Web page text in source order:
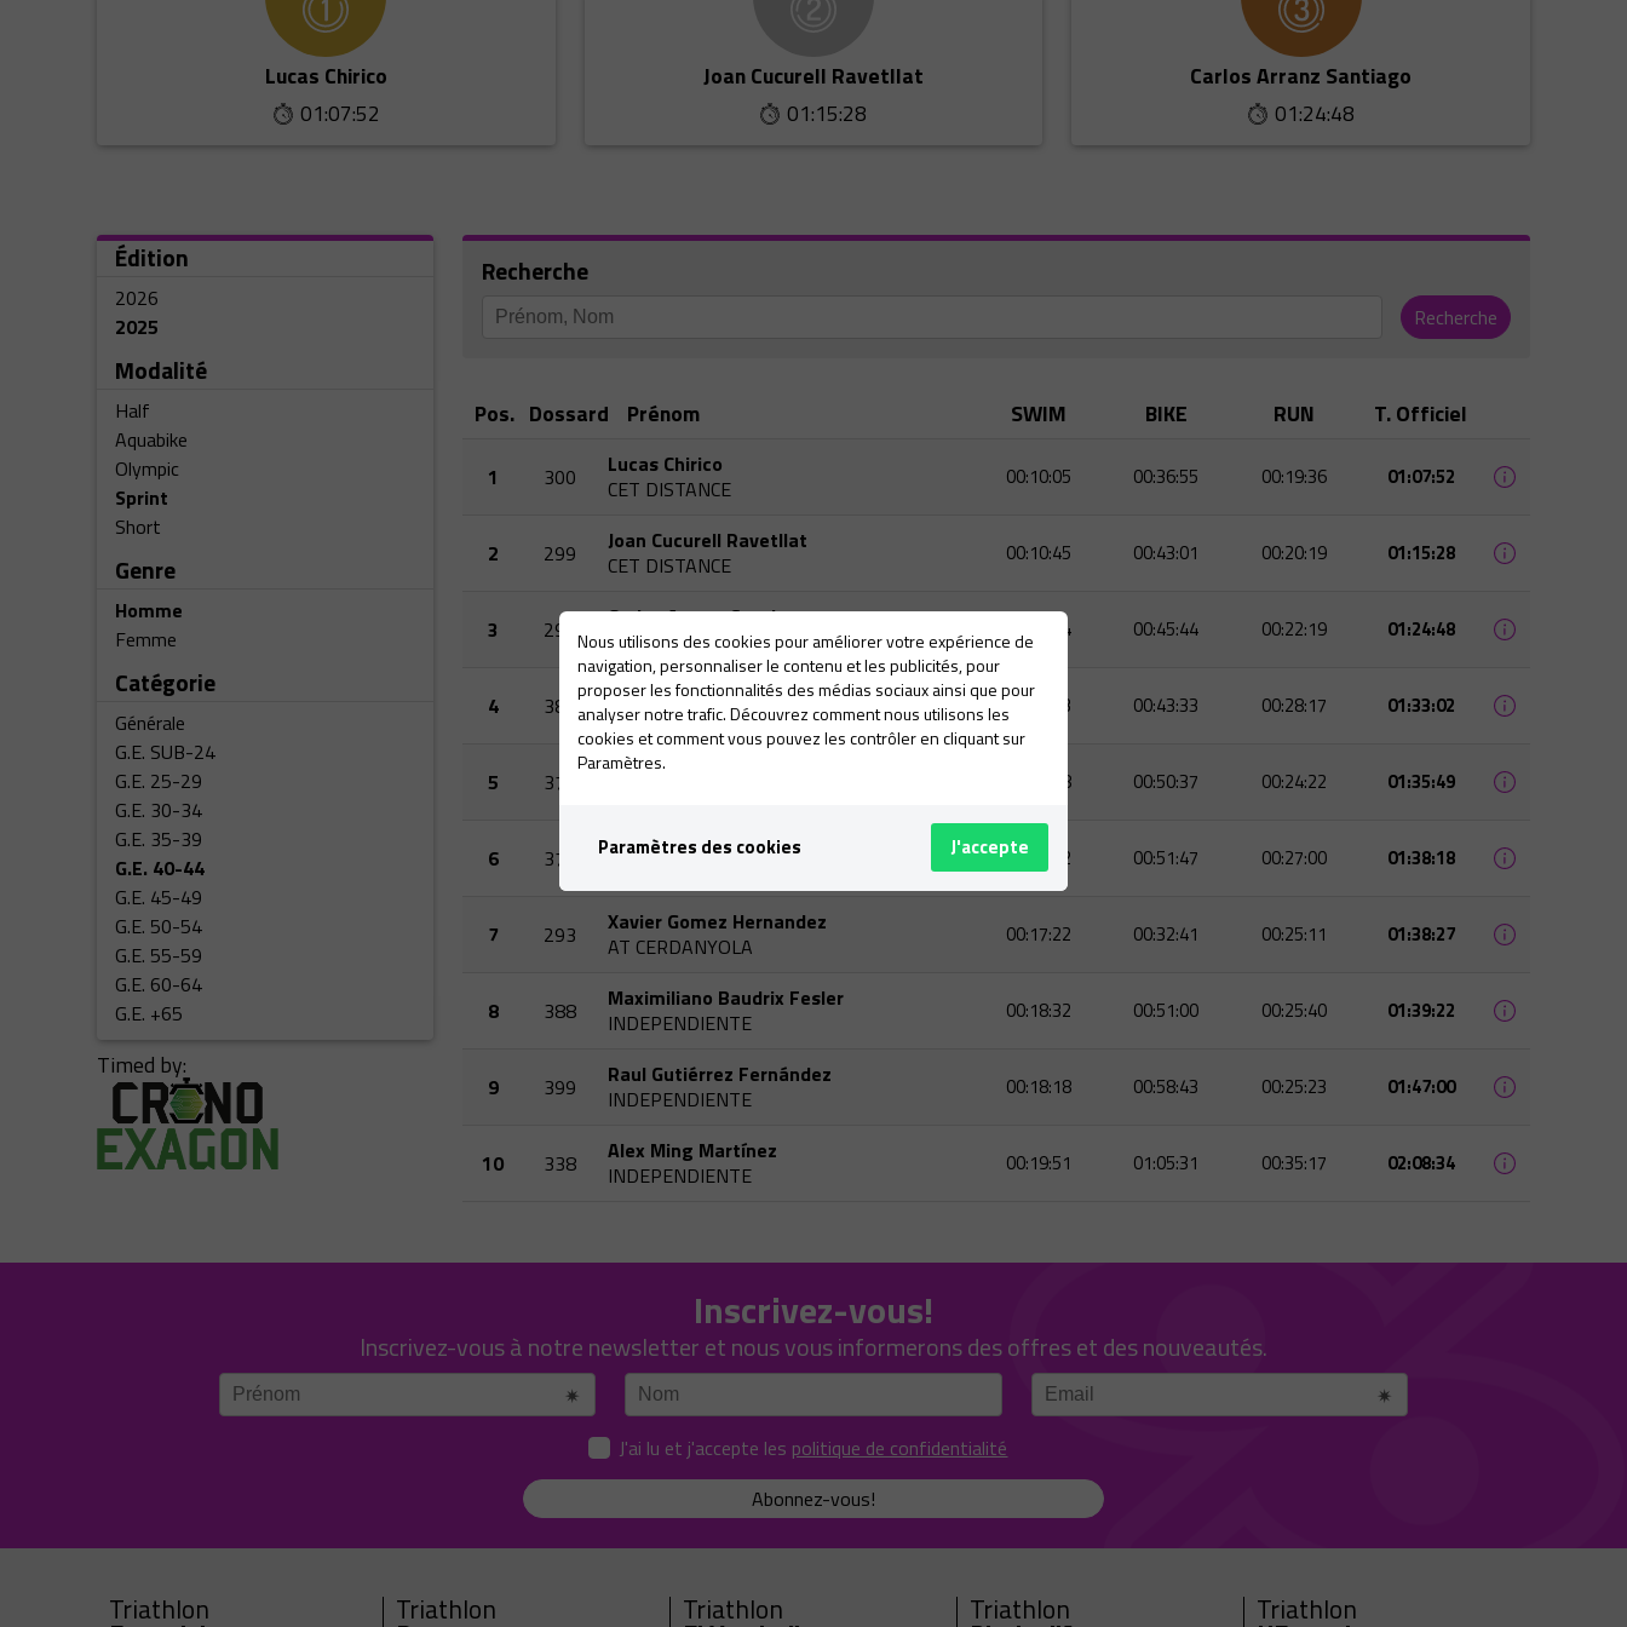
Lucas Chirico
01:07:52
Joan Cucurell Ravetllat
01:15:28
Carlos Arranz Santiago
01:24:48
Édition
2026
2025
Modalité
Half
Aquabike
Olympic
Sprint
Short
Genre
Homme
Femme
Catégorie
Générale
G.E. SUB-24
G.E. 25-29
G.E. 30-34
G.E. 35-39
G.E. 40-44
G.E. 45-49
G.E. 50-54
G.E. 55-59
G.E. 60-64
G.E. +65
Timed by:
Recherche
Recherche
Pos. Dossard Prénom SWIM BIKE RUN T. Officiel
1 300
Lucas Chirico
CET DISTANCE
00:10:05 00:36:55 00:19:36 01:07:52
2 299
Joan Cucurell Ravetllat
CET DISTANCE
00:10:45 00:43:01 00:20:19 01:15:28
3 297
Carlos Arranz Santiago
CET DISTANCE
00:14:14 00:45:44 00:22:19 01:24:48
4 386
Matias Huvelle
INDEPENDIENTE
00:17:13 00:43:33 00:28:17 01:33:02
5 371
José Antonio Matias Sanchez
00:17:38 00:50:37 00:24:22 01:35:49
6 376
Llorenç Balart Vidal
00:18:02 00:51:47 00:27:00 01:38:18
7 293
Xavier Gomez Hernandez
AT CERDANYOLA
00:17:22 00:32:41 00:25:11 01:38:27
8 388
Maximiliano Baudrix Fesler
INDEPENDIENTE
00:18:32 00:51:00 00:25:40 01:39:22
9 399
Raul Gutiérrez Fernández
INDEPENDIENTE
00:18:18 00:58:43 00:25:23 01:47:00
10 338
Alex Ming Martínez
INDEPENDIENTE
00:19:51 01:05:31 00:35:17 02:08:34
Inscrivez-vous!
Inscrivez-vous à notre newsletter et nous vous informerons des offres et des nouveautés.
J'ai lu et j'accepte les politique de confidentialité
Abonnez-vous!
Triathlon Triathlon Triathlon Triathlon Triathlon
Nous utilisons des cookies pour améliorer votre expérience de
navigation, personnaliser le contenu et les publicités, pour
proposer les fonctionnalités des médias sociaux ainsi que pour
analyser notre trafic. Découvrez comment nous utilisons les
cookies et comment vous pouvez les contrôler en cliquant sur
Paramètres.
Paramètres des cookies J'accepte